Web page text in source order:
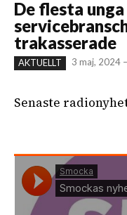
De flesta
trakasserade
AKTUELLT 3 maj, 2024
Senaste